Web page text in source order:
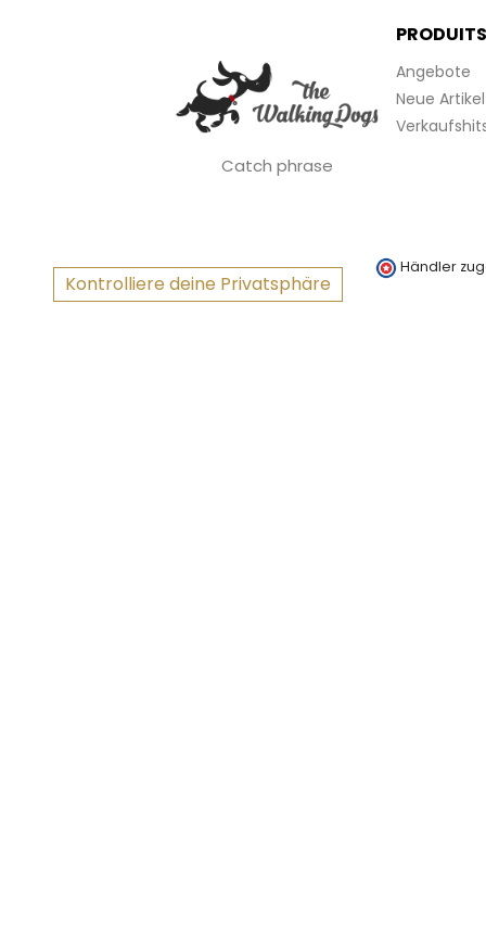
Catch phrase
PRODUITS
Angebote
Neue Artikel
Kontrolliere deine Privatsphäre
Händler